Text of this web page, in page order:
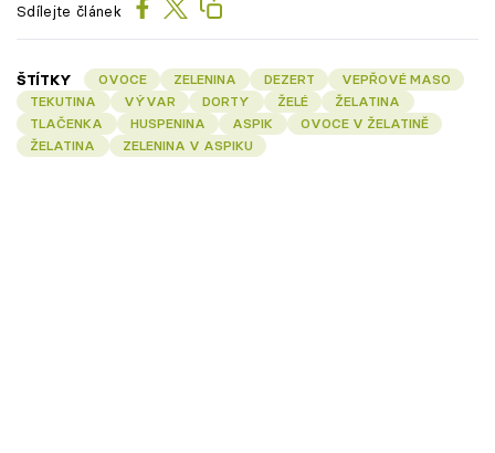
Sdílejte článek
ŠTÍTKY OVOCE ZELENINA DEZERT
VEPŘOVÉ MASO
TEKUTINA
VÝVAR DORTY ŽELÉ
ŽELATINA
TLAČENKA
HUSPENINA ASPIK
OVOCE V ŽELATINĚ
ŽELATINA
ZELENINA V ASPIKU